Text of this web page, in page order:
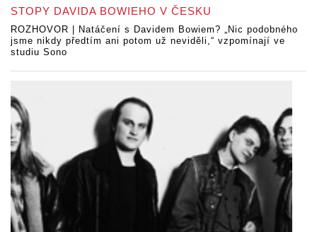
STOPY DAVIDA BOWIEHO V ČESKU
ROZHOVOR | Natáčení s Davidem Bowiem? „Nic podobného
jsme nikdy předtím ani potom už neviděli,“ vzpomínají ve
studiu Sono